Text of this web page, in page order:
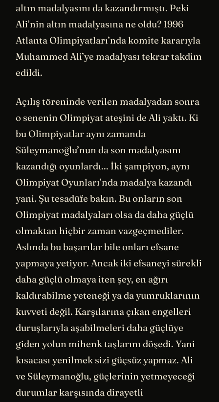
altın madalyasını da kazandırmıştı. Peki
Ali’nin altın madalyasına ne oldu? 1996
Atlanta Olimpiyatları’nda komite kararıyla
Muhammed Ali’ye madalyası tekrar takdim
edildi.
Açılış töreninde verilen madalyadan sonra
o senenin Olimpiyat ateşini de Ali yaktı. Ki
bu Olimpiyatlar aynı zamanda
Süleymanoğlu’nun da son madalyasını
kazandığı oyunlardı... İki şampiyon, aynı
Olimpiyat Oyunları’nda madalya kazandı
yani. Şu tesadüfe bakın. Bu onların son
Olimpiyat madalyaları olsa da daha güçlü
olmaktan hiçbir zaman vazgeçmediler.
Aslında bu başarılar bile onları efsane
yapmaya yetiyor. Ancak iki efsaneyi sürekli
daha güçlü olmaya iten şey, en ağırı
kaldırabilme yeteneği ya da yumruklarının
kuvveti değil. Karşılarına çıkan engelleri
duruşlarıyla aşabilmeleri daha güçlüye
giden yolun mihenk taşlarını döşedi. Yani
kısacası yenilmek sizi güçsüz yapmaz. Ali
ve Süleymanoğlu, güçlerinin yetmeyeceği
durumlar karşısında dirayetli